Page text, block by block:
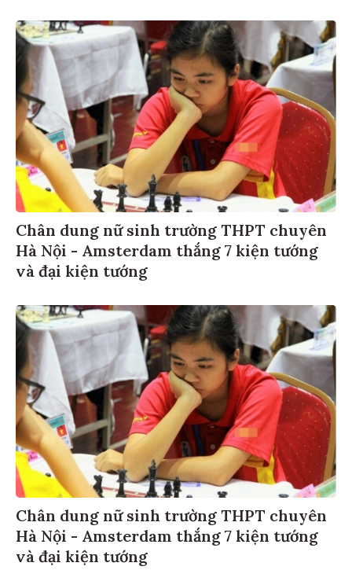
Chân dung nữ sinh trường THPT chuyên
Hà Nội - Amsterdam thắng 7 kiện tướng
và đại kiện tướng
Chân dung nữ sinh trường THPT chuyên
Hà Nội - Amsterdam thắng 7 kiện tướng
và đại kiện tướng